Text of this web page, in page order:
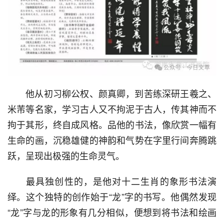
他从初习柳公权、颜真卿，到苦练深研王羲之、
米芾等名家，学习古人又不拘泥于古人，传其神而不
拘于其形，终自成风格。品他的书法，像欣赏一幅有
生命的画，沉稳雄健的神韵和气势在字里行间奔腾跳
跃，呈现出极强的生命灵气。
最具独创性的，是他对十二生肖的象形书法演
绎。这个独特的创作始于“龙”字的书写。他偶然发现
“龙”字与龙的形象有几分相似，便想到将书法和绘画